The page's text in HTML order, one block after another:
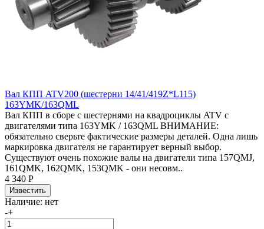
Вал КПП ATV200 (шестерни 14/41/419Z*L115)
163YMK/163QML
Вал КПП в сборе с шестернями на квадроциклы ATV с
двигателями типа 163YMK / 163QML ВНИМАНИЕ:
обязательно сверьте фактические размеры деталей. Одна лишь
маркировка двигателя не гарантирует верный выбор.
Существуют очень похожие валы на двигатели типа 157QMJ,
161QMK, 162QMK, 153QMK - они несовм..
4 340 Р
Наличие: нет
-+